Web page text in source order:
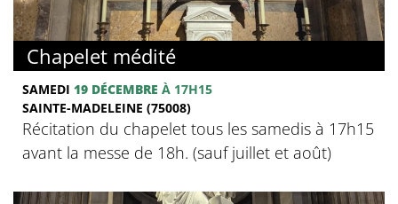
Chapelet médité
SAMEDI 19 DÉCEMBRE À 17H15
SAINTE-MADELEINE (75008)
Récitation du chapelet tous les samedis à 17h15
avant la messe de 18h. (sauf juillet et août)